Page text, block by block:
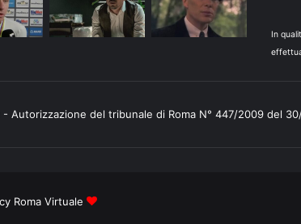
In
Autorizzazione del tribunale di Roma N° 447/2009 del
Roma Virtuale